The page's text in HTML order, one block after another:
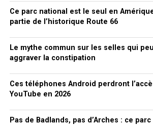
Ce parc national est le seul en
partie de l’historique Route 66
Le mythe commun sur les selles qui
aggraver la constipation
Ces téléphones Android perdront
YouTube en 2026
Pas de Badlands, pas d’Arches : ce